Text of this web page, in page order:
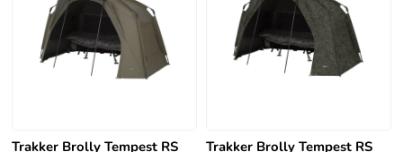
Trakker Brolly Tempest RS
Trakker Brolly Tempest RS